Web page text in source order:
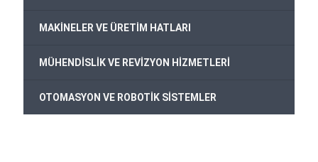
MAKİNELER VE ÜRETİM HATLARI
MÜHENDİSLİK VE REVİZYON HİZMETLERİ
OTOMASYON VE ROBOTİK SİSTEMLER